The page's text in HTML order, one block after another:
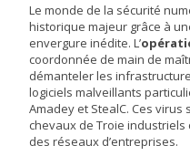
Le monde de la sécurité
historique majeur grâce à
envergure inédite. L’
coordonnée de main de
démanteler les
logiciels malveillants
Amadey et StealC. Ces
chevaux de Troie
des réseaux d’entreprises.